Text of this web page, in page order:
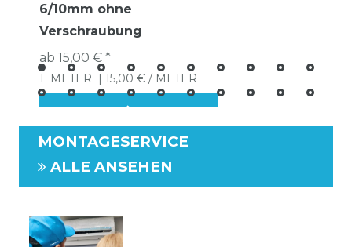
6/10mm ohne
Verschraubung
ab 15,00 € *
1 METER | 15,00 € / METER
MONTAGESERVICE
ALLE ANSEHEN